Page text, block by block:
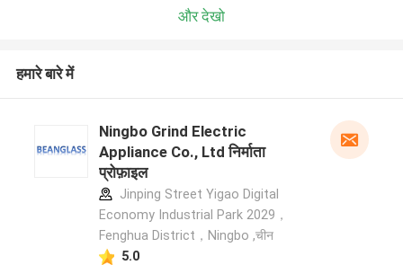
और देखो
हमारे बारे में
Ningbo Grind Electric
Appliance Co., Ltd निर्माता
प्रोफ़ाइल
Jinping Street Yigao Digital
Economy Industrial Park 2029，
Fenghua District，Ningbo ,चीन
5.0